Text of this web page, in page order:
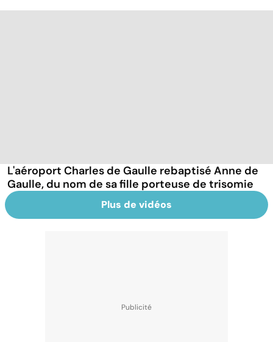
L'aéroport Charles de Gaulle rebaptisé Anne de
Gaulle, du nom de sa fille porteuse de trisomie
Plus de vidéos